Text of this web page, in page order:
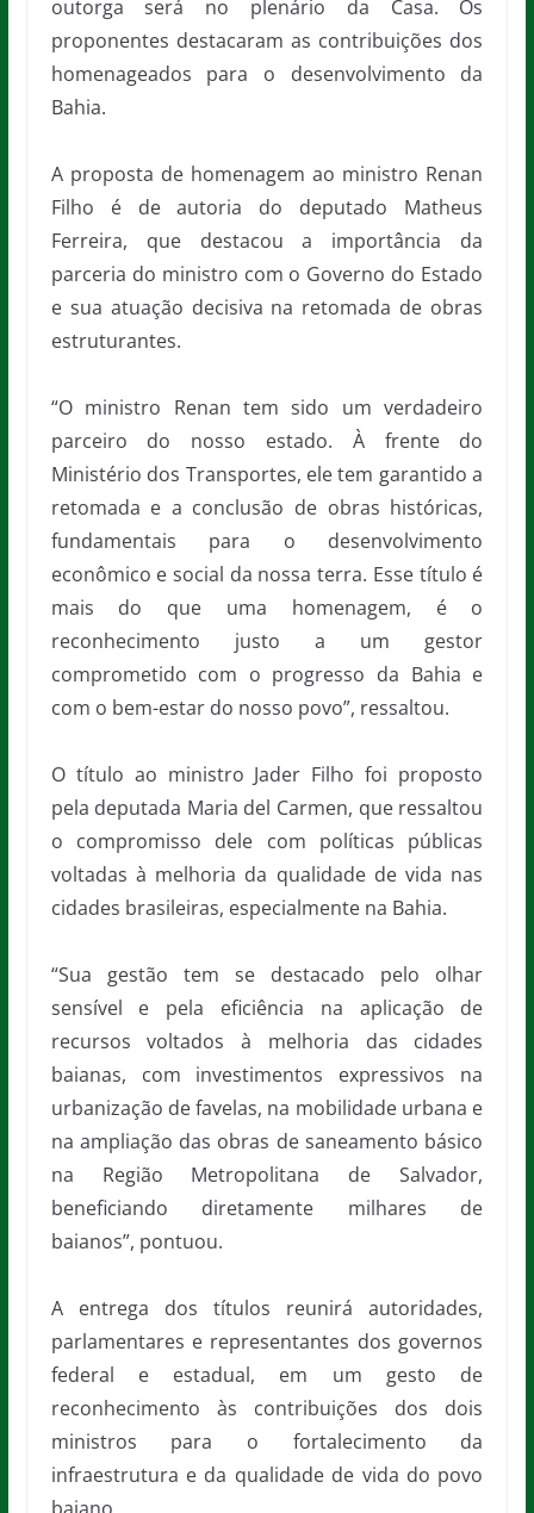
outorga será no plenário da Casa. Os
proponentes destacaram as contribuições dos
homenageados para o desenvolvimento da
Bahia.
A proposta de homenagem ao ministro Renan
Filho é de autoria do deputado Matheus
Ferreira, que destacou a importância da
parceria do ministro com o Governo do Estado
e sua atuação decisiva na retomada de obras
estruturantes.
“O ministro Renan tem sido um verdadeiro
parceiro do nosso estado. À frente do
Ministério dos Transportes, ele tem garantido a
retomada e a conclusão de obras históricas,
fundamentais para o desenvolvimento
econômico e social da nossa terra. Esse título é
mais do que uma homenagem, é o
reconhecimento justo a um gestor
comprometido com o progresso da Bahia e
com o bem-estar do nosso povo”, ressaltou.
O título ao ministro Jader Filho foi proposto
pela deputada Maria del Carmen, que ressaltou
o compromisso dele com políticas públicas
voltadas à melhoria da qualidade de vida nas
cidades brasileiras, especialmente na Bahia.
“Sua gestão tem se destacado pelo olhar
sensível e pela eficiência na aplicação de
recursos voltados à melhoria das cidades
baianas, com investimentos expressivos na
urbanização de favelas, na mobilidade urbana e
na ampliação das obras de saneamento básico
na Região Metropolitana de Salvador,
beneficiando diretamente milhares de
baianos”, pontuou.
A entrega dos títulos reunirá autoridades,
parlamentares e representantes dos governos
federal e estadual, em um gesto de
reconhecimento às contribuições dos dois
ministros para o fortalecimento da
infraestrutura e da qualidade de vida do povo